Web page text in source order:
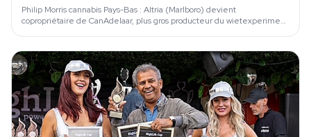
Philip Morris cannabis Pays-Bas : Altria (Marlboro) devient
copropriétaire de CanAdelaar, plus gros producteur du wietexperiment